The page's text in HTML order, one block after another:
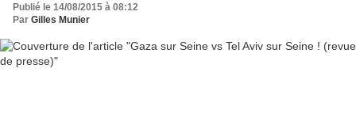
Publié le 14/08/2015 à 08:12
Par Gilles Munier